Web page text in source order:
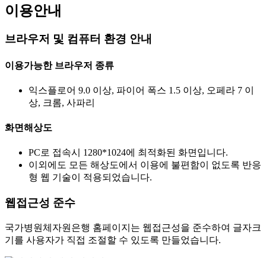
이용안내
브라우저 및 컴퓨터 환경 안내
이용가능한 브라우저 종류
익스플로어 9.0 이상, 파이어 폭스 1.5 이상, 오페라 7 이
상, 크롬, 사파리
화면해상도
PC로 접속시 1280*1024에 최적화된 화면입니다.
이외에도 모든 해상도에서 이용에 불편함이 없도록 반응
형 웹 기술이 적용되었습니다.
웹접근성 준수
국가병원체자원은행 홈페이지는 웹접근성을 준수하여 글자크
기를 사용자가 직접 조절할 수 있도록 만들었습니다.